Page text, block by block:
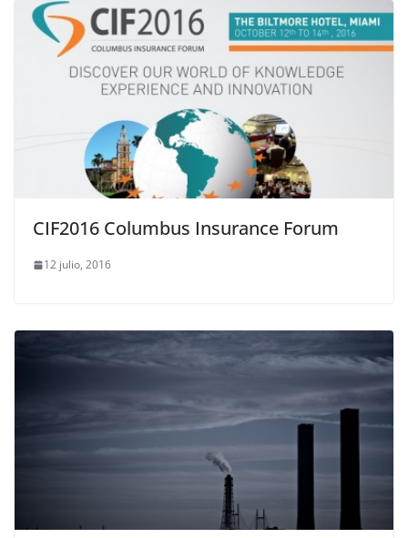
CIF2016 Columbus Insurance Forum
12 julio, 2016